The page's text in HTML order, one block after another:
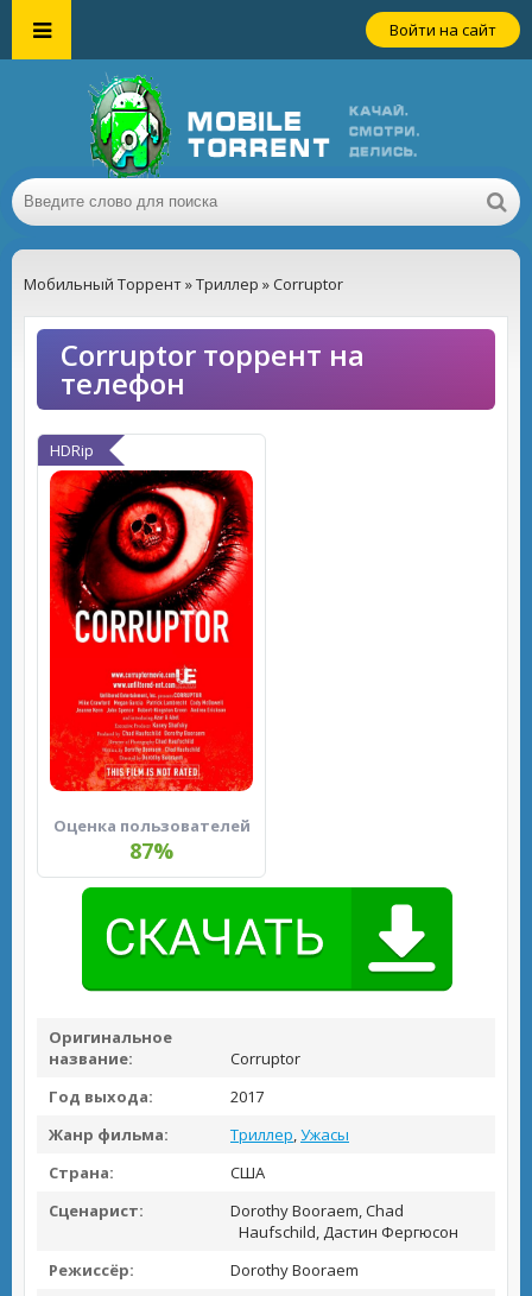
Войти на сайт
Мобильный Торрент»Триллер » Corruptor
Corruptor торрент на
телефон
HDRip
Оценка пользователей
87%
Оригинальное
название:
Corruptor
Год выхода:
2017
Жанр фильма:
Триллер,Ужасы
Страна:
США
Сценарист:
Dorothy Booraem, Chad
Haufschild, Дастин Фергюсон
Режиссёр:
Dorothy Booraem